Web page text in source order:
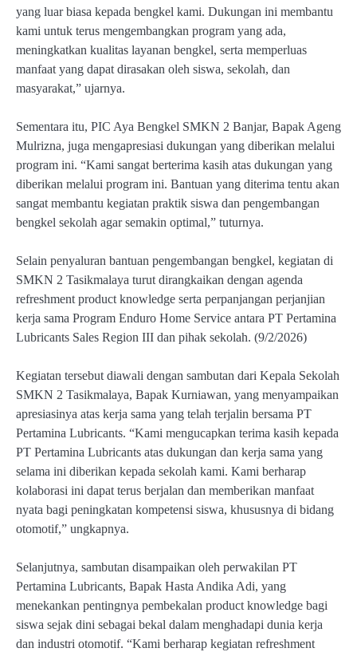
yang luar biasa kepada bengkel kami. Dukungan ini membantu
kami untuk terus mengembangkan program yang ada,
meningkatkan kualitas layanan bengkel, serta memperluas
manfaat yang dapat dirasakan oleh siswa, sekolah, dan
masyarakat,” ujarnya.
Sementara itu, PIC Aya Bengkel SMKN 2 Banjar, Bapak Ageng
Mulrizna, juga mengapresiasi dukungan yang diberikan melalui
program ini. “Kami sangat berterima kasih atas dukungan yang
diberikan melalui program ini. Bantuan yang diterima tentu akan
sangat membantu kegiatan praktik siswa dan pengembangan
bengkel sekolah agar semakin optimal,” tuturnya.
Selain penyaluran bantuan pengembangan bengkel, kegiatan di
SMKN 2 Tasikmalaya turut dirangkaikan dengan agenda
refreshment product knowledge serta perpanjangan perjanjian
kerja sama Program Enduro Home Service antara PT Pertamina
Lubricants Sales Region III dan pihak sekolah. (9/2/2026)
Kegiatan tersebut diawali dengan sambutan dari Kepala Sekolah
SMKN 2 Tasikmalaya, Bapak Kurniawan, yang menyampaikan
apresiasinya atas kerja sama yang telah terjalin bersama PT
Pertamina Lubricants. “Kami mengucapkan terima kasih kepada
PT Pertamina Lubricants atas dukungan dan kerja sama yang
selama ini diberikan kepada sekolah kami. Kami berharap
kolaborasi ini dapat terus berjalan dan memberikan manfaat
nyata bagi peningkatan kompetensi siswa, khususnya di bidang
otomotif,” ungkapnya.
Selanjutnya, sambutan disampaikan oleh perwakilan PT
Pertamina Lubricants, Bapak Hasta Andika Adi, yang
menekankan pentingnya pembekalan product knowledge bagi
siswa sejak dini sebagai bekal dalam menghadapi dunia kerja
dan industri otomotif. “Kami berharap kegiatan refreshment